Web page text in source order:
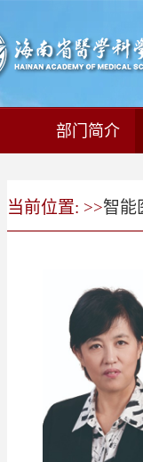
部门简介
当前位置: >>智能